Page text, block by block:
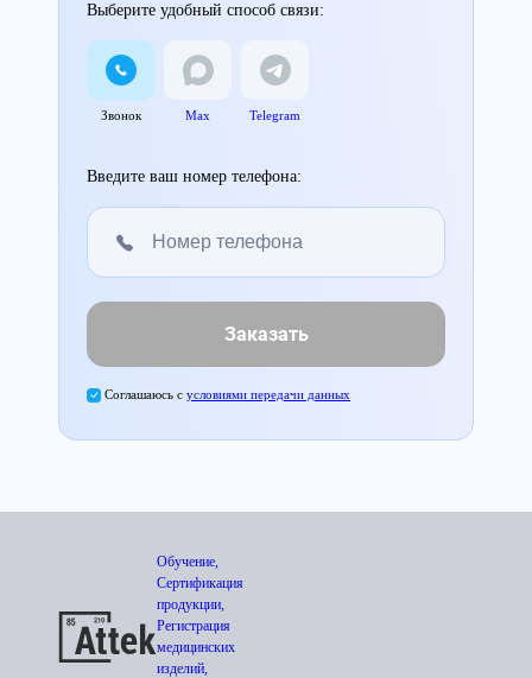
Выберите удобный способ связи:
Звонок Max Telegram
Введите ваш номер телефона:
Заказать
Соглашаюсь с условиями передачи данных
Обучение,
Сертификация
продукции,
Регистрация
медицинских
изделий,